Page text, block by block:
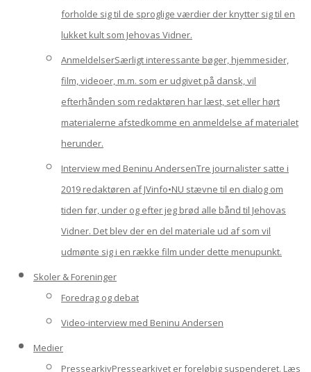
forholde sig til de sproglige værdier der knytter sig til en
lukket kult som Jehovas Vidner.
AnmeldelserSærligt interessante bøger, hjemmesider,
film, videoer, m.m. som er udgivet på dansk, vil
efterhånden som redaktøren har læst, set eller hørt
materialerne afstedkomme en anmeldelse af materialet
herunder.
Interview med Beninu AndersenTre journalister satte i
2019 redaktøren af JVinfo•NU stævne til en dialog om
tiden før, under og efter jeg brød alle bånd til Jehovas
Vidner. Det blev der en del materiale ud af som vil
udmønte sig i en række film under dette menupunkt.
Skoler & Foreninger
Foredrag og debat
Video-interview med Beninu Andersen
Medier
PressearkivPressearkivet er foreløbig suspenderet. Læs